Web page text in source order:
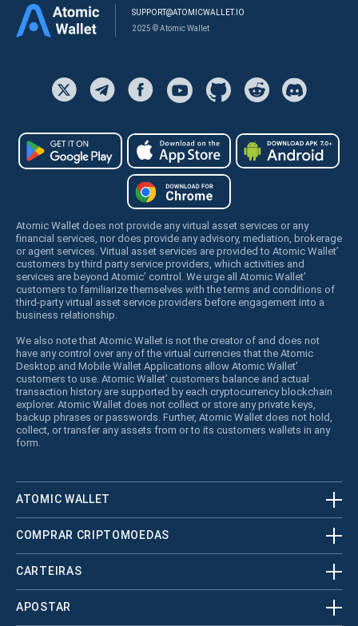
SUPPORT@ATOMICWALLET.IO
2025 © Atomic Wallet
Atomic Wallet does not provide any virtual asset services or any
financial services, nor does provide any advisory, mediation, brokerage
or agent services. Virtual asset services are provided to Atomic Wallet’
customers by third party service providers, which activities and
services are beyond Atomic’ control. We urge all Atomic Wallet’
customers to familiarize themselves with the terms and conditions of
third-party virtual asset service providers before engagement into a
business relationship.
We also note that Atomic Wallet is not the creator of and does not
have any control over any of the virtual currencies that the Atomic
Desktop and Mobile Wallet Applications allow Atomic Wallet’
customers to use. Atomic Wallet’ customers balance and actual
transaction history are supported by each cryptocurrency blockchain
explorer. Atomic Wallet does not collect or store any private keys,
backup phrases or passwords. Further, Atomic Wallet does not hold,
collect, or transfer any assets from or to its customers wallets in any
form.
ATOMIC WALLET
COMPRAR CRIPTOMOEDAS
CARTEIRAS
APOSTAR